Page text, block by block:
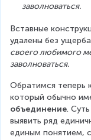
заволноваться.
Вставные
удалены без
своего любимого
заволноваться.
Обратимся теперь
который обычно
объединение.
выявить ряд
единым понятием,